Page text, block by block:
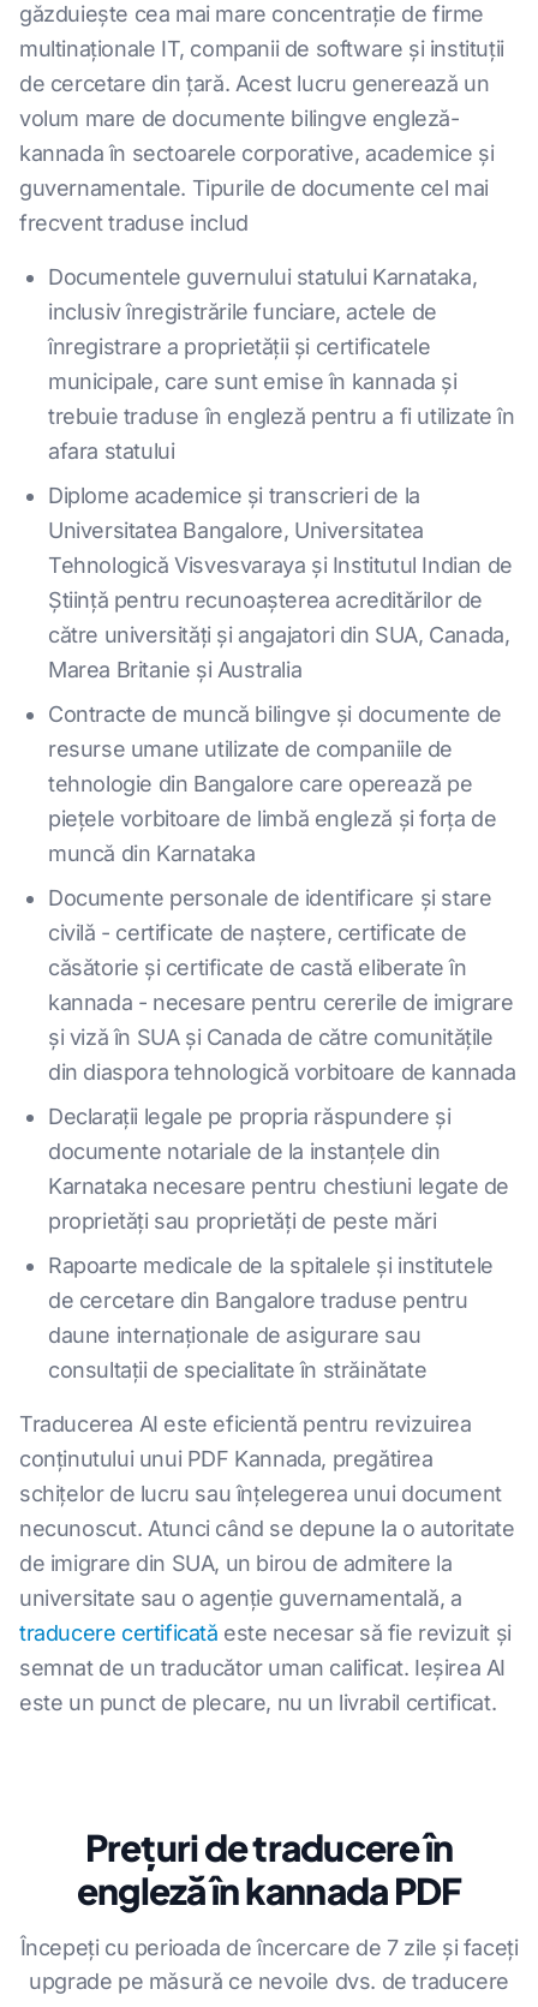
găzduiește cea mai mare concentrație de firme
multinaționale IT, companii de software și instituții
de cercetare din țară. Acest lucru generează un
volum mare de documente bilingve engleză-
kannada în sectoarele corporative, academice și
guvernamentale. Tipurile de documente cel mai
frecvent traduse includ
Documentele guvernului statului Karnataka,
inclusiv înregistrările funciare, actele de
înregistrare a proprietății și certificatele
municipale, care sunt emise în kannada și
trebuie traduse în engleză pentru a fi utilizate în
afara statului
Diplome academice și transcrieri de la
Universitatea Bangalore, Universitatea
Tehnologică Visvesvaraya și Institutul Indian de
Știință pentru recunoașterea acreditărilor de
către universități și angajatori din SUA, Canada,
Marea Britanie și Australia
Contracte de muncă bilingve și documente de
resurse umane utilizate de companiile de
tehnologie din Bangalore care operează pe
piețele vorbitoare de limbă engleză și forța de
muncă din Karnataka
Documente personale de identificare și stare
civilă - certificate de naștere, certificate de
căsătorie și certificate de castă eliberate în
kannada - necesare pentru cererile de imigrare
și viză în SUA și Canada de către comunitățile
din diaspora tehnologică vorbitoare de kannada
Declarații legale pe propria răspundere și
documente notariale de la instanțele din
Karnataka necesare pentru chestiuni legate de
proprietăți sau proprietăți de peste mări
Rapoarte medicale de la spitalele și institutele
de cercetare din Bangalore traduse pentru
daune internaționale de asigurare sau
consultații de specialitate în străinătate
Traducerea AI este eficientă pentru revizuirea
conținutului unui PDF Kannada, pregătirea
schițelor de lucru sau înțelegerea unui document
necunoscut. Atunci când se depune la o autoritate
de imigrare din SUA, un birou de admitere la
universitate sau o agenție guvernamentală, a
traducere certificată este necesar să fie revizuit și
semnat de un traducător uman calificat. Ieșirea AI
este un punct de plecare, nu un livrabil certificat.
Prețuri de traducere în
engleză în kannada PDF
Începeți cu perioada de încercare de 7 zile și faceți
upgrade pe măsură ce nevoile dvs. de traducere